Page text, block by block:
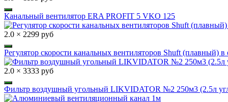
Канальный вентилятор ERA PROFIT 5 VKO 125
2.0 × 2299 руб
Регулятор скорости канальных вентиляторов Shuft (плавный) в
2.0 × 3333 руб
Фильтр воздушный угольный LIKVIDATOR №2 250м3 (2.5л